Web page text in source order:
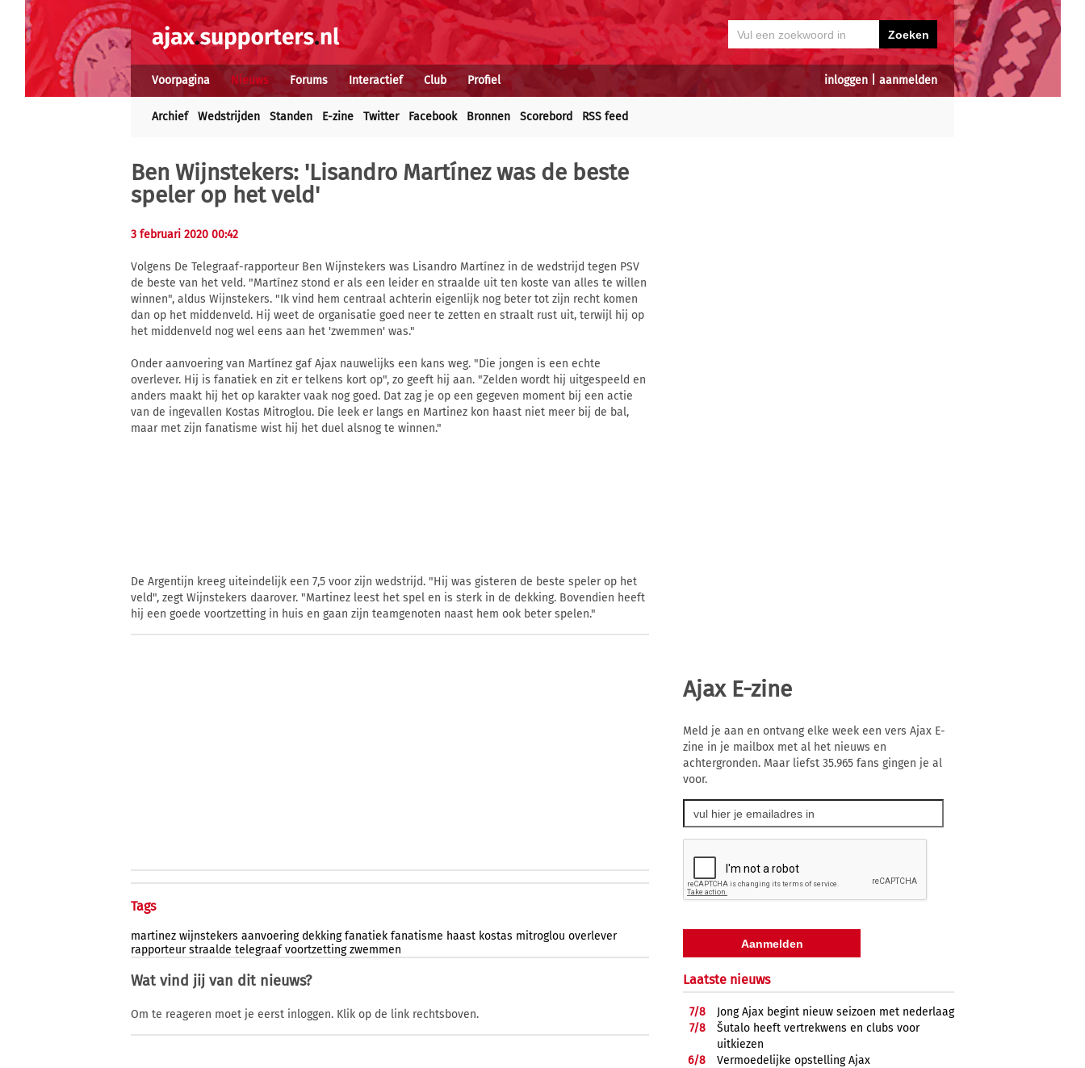
inloggen aanmelden
Voorpagina Nieuws Forums Interactief Club Profiel
Archief Wedstrijden Standen E-zine Twitter Facebook Bronnen Scorebord RSS feed
Ben Wijnstekers: 'Lisandro Martínez was de beste
speler op het veld'
3 februari 2020 00:42
Volgens De Telegraaf-rapporteur Ben Wijnstekers was Lisandro Martínez in de wedstrijd tegen PSV
de beste van het veld. "Martínez stond er als een leider en straalde uit ten koste van alles te willen
winnen", aldus Wijnstekers. "Ik vind hem centraal achterin eigenlijk nog beter tot zijn recht komen
dan op het middenveld. Hij weet de organisatie goed neer te zetten en straalt rust uit, terwijl hij op
het middenveld nog wel eens aan het 'zwemmen' was."
Onder aanvoering van Martínez gaf Ajax nauwelijks een kans weg. "Die jongen is een echte
overlever. Hij is fanatiek en zit er telkens kort op", zo geeft hij aan. "Zelden wordt hij uitgespeeld en
anders maakt hij het op karakter vaak nog goed. Dat zag je op een gegeven moment bij een actie
van de ingevallen Kostas Mitroglou. Die leek er langs en Martinez kon haast niet meer bij de bal,
maar met zijn fanatisme wist hij het duel alsnog te winnen."
De Argentijn kreeg uiteindelijk een 7,5 voor zijn wedstrijd. "Hij was gisteren de beste speler op het
veld", zegt Wijnstekers daarover. "Martinez leest het spel en is sterk in de dekking. Bovendien heeft
hij een goede voortzetting in huis en gaan zijn teamgenoten naast hem ook beter spelen."
Tags
martinez wijnstekers aanvoering dekking fanatiek fanatisme haast kostas mitroglou overlever
rapporteur straalde telegraaf voortzetting zwemmen
Wat vind jij van dit nieuws?
Om te reageren moet je eerst inloggen. Klik op de link rechtsboven.
Ajax E-zine
Meld je aan en ontvang elke week een vers Ajax E-
zine in je mailbox met al het nieuws en
achtergronden. Maar liefst 35.965 fans gingen je al
voor.
Laatste nieuws
7/8
Jong Ajax begint nieuw seizoen met nederlaag
7/8
Šutalo heeft vertrekwens en clubs voor
uitkiezen
6/8
Vermoedelijke opstelling Ajax